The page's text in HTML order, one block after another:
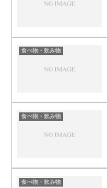
食べ物・飲み物
食べ物・飲み物
食べ物・飲み物